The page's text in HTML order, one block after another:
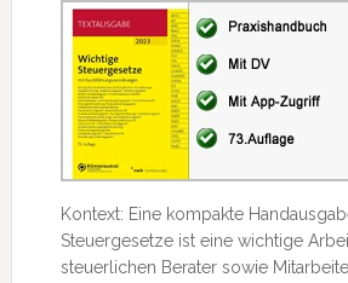
Kontext: Eine kompakte
Steuergesetze ist eine wichtige
steuerlichen Berater sowie